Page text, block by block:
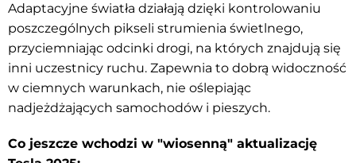
Adaptacyjne światła działają dzięki kontrolowaniu
poszczególnych pikseli strumienia świetlnego,
przyciemniając odcinki drogi, na których znajdują się
inni uczestnicy ruchu. Zapewnia to dobrą widoczność
w ciemnych warunkach, nie oślepiając
nadjeżdżających samochodów i pieszych.
Co jeszcze wchodzi w "wiosenną" aktualizację